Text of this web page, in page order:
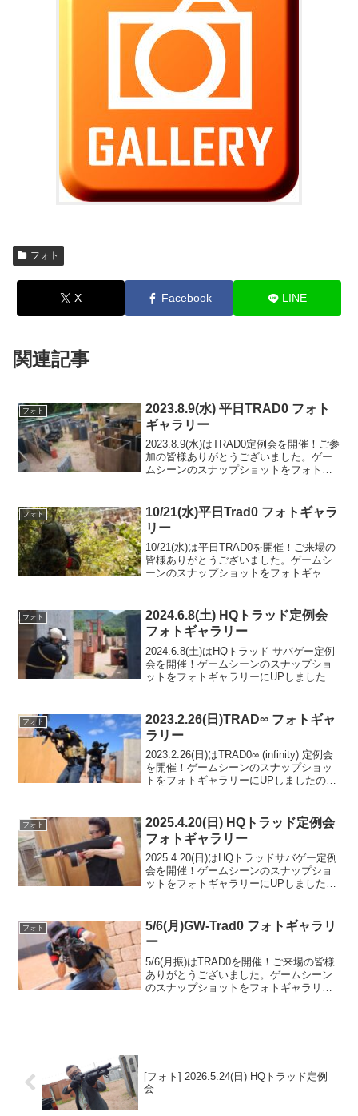
フォト
X Facebook LINE
関連記事
フォト
2023.8.9(水) 平日TRAD0 フォト
ギャラリー
2023.8.9(水)はTRAD0定例会を開催！ご参
加の皆様ありがとうございました。ゲー
ムシーンのスナップショットをフォトギ
ます。MAP 3.0 EARLYフォトアルバ...
フォト
10/21(水)平日Trad0 フォトギャラ
リー
10/21(水)は平日TRAD0を開催！ご来場の
皆様ありがとうございました。ゲームシ
ーンのスナップショットをフォトギャラ
フォトアルバムをみる(Google Photo...
フォト
2024.6.8(土) HQトラッド定例会
フォトギャラリー
2024.6.8(土)はHQトラッド サバゲー定例
会を開催！ゲームシーンのスナップショ
ットをフォトギャラリーにUPしましたの
アルバムをみる(Google Ph...
フォト
2023.2.26(日)TRAD∞ フォトギャ
ラリー
2023.2.26(日)はTRAD0∞ (infinity) 定例会
を開催！ゲームシーンのスナップショッ
トをフォトギャラリーにUPしましたので
(Google Photo...
フォト
2025.4.20(日) HQトラッド定例会
フォトギャラリー
2025.4.20(日)はHQトラッドサバゲー定例
会を開催！ゲームシーンのスナップショ
ットをフォトギャラリーにUPしましたの
ル戦！またのご来場を心よりお待ちし
て...
フォト
5/6(月)GW-Trad0 フォトギャラリ
ー
5/6(月振)はTRAD0を開催！ご来場の皆様
ありがとうございました。ゲームシーン
のスナップショットをフォトギャラリー
[フォト] 2026.5.24(日) HQトラッド定例
会